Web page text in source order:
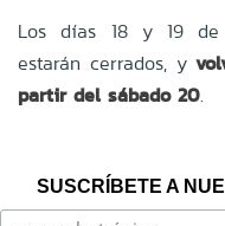
Los días 18 y 19 de
estarán cerrados, y
partir del sábado 20.
SUSCRÍBETE A